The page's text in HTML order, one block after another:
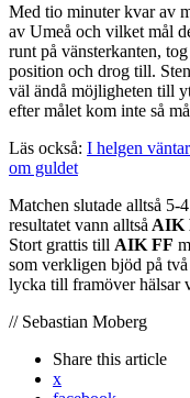
Med tio minuter kvar av
av Umeå och vilket mål
runt på vänsterkanten,
position och drog till.
väl ändå möjligheten till
efter målet kom inte så
Läs också: I helgen
om guldet
Matchen slutade alltså
resultatet vann alltså AIK
Stort grattis till AIK FF
som verkligen bjöd på
lycka till framöver hälsar
// Sebastian Moberg
Share this article
x